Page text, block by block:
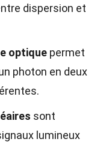
dispersion et
optique permet
photon en deux
sont
lumineux